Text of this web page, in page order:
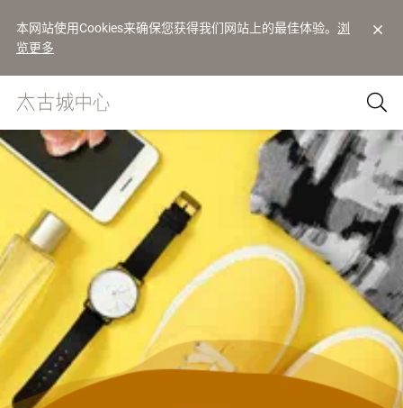
本网站使用Cookies来确保您获得我们网站上的最佳体验。 浏
览更多